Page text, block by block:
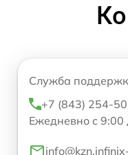
Служба
+7 (843) 254-
Ежедневно с 9:00